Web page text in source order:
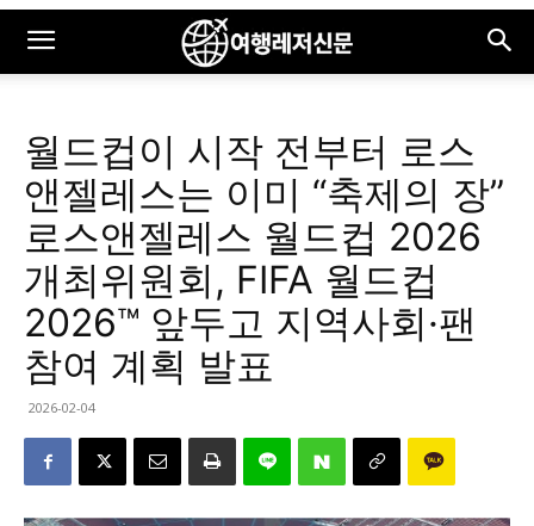
월드컵이 시작 전부터 로스
앤젤레스는 이미 “축제의 장”
로스앤젤레스 월드컵 2026
개최위원회, FIFA 월드컵
2026™ 앞두고 지역사회·팬
참여 계획 발표
2026-02-04